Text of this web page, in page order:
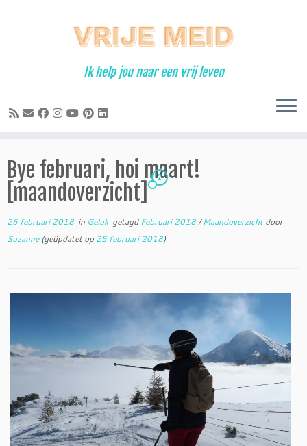
Ik help jou naar een vrij leven
Bye februari, hoi maart!
[maandoverzicht]
2
26 februari 2018 in Geluk getagdFebruari 2018/Maandoverzichtdoor
Suzanne(geüpdatet op 25 februari 2018)